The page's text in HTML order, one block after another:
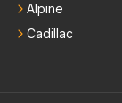
Alpine
Cadillac